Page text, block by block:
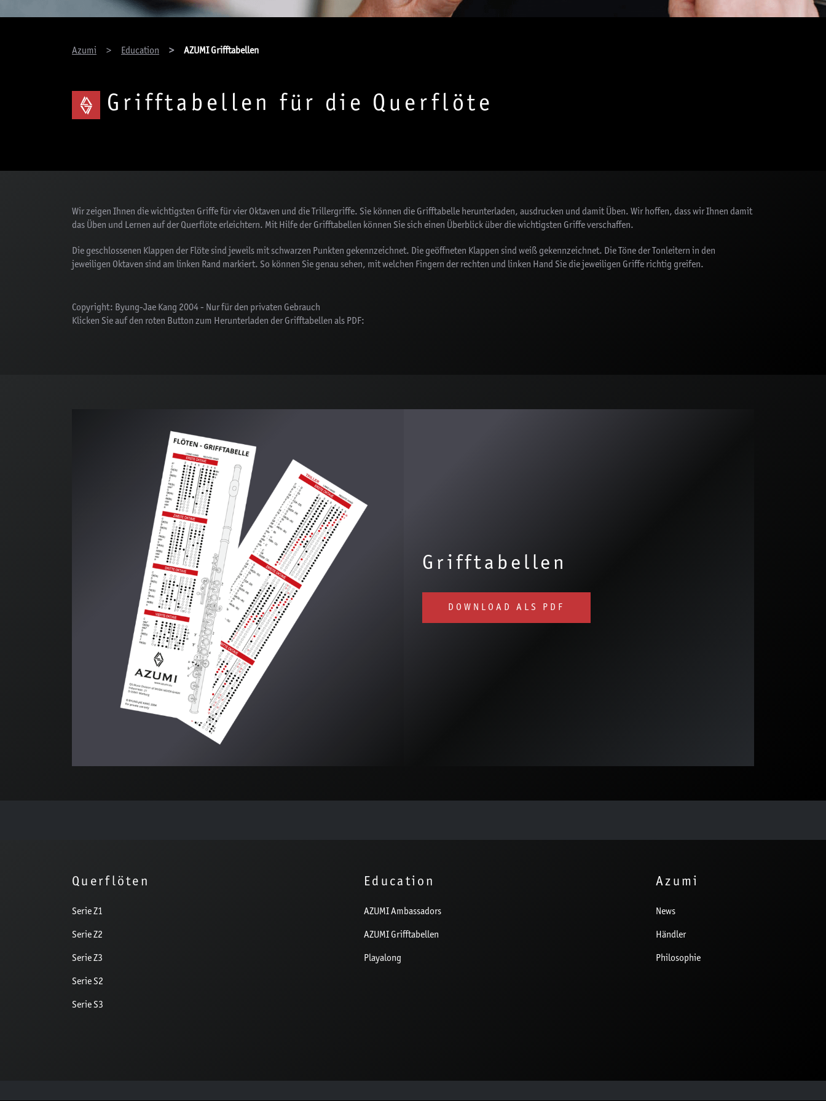
Azumi
Education AZUMI Grifftabellen
Grifftabellen für die Querflöte
Wir zeigen Ihnen die wichtigsten Griffe für vier Oktaven und die Trillergriffe. Sie können die Grifftabelle herunterladen, ausdrucken und damit Üben. Wir hoffen, dass wir Ihnen damit
das Üben und Lernen auf der Querflöte erleichtern. Mit Hilfe der Grifftabellen können Sie sich einen Überblick über die wichtigsten Griffe verschaffen.
Die geschlossenen Klappen der Flöte sind jeweils mit schwarzen Punkten gekennzeichnet. Die geöffneten Klappen sind weiß gekennzeichnet. Die Töne der Tonleitern in den
jeweiligen Oktaven sind am linken Rand markiert. So können Sie genau sehen, mit welchen Fingern der rechten und linken Hand Sie die jeweiligen Griffe richtig greifen.
Copyright: Byung-Jae Kang 2004 - Nur für den privaten Gebrauch
Klicken Sie auf den roten Button zum Herunterladen der Grifftabellen als PDF:
Grifftabellen
DOWNLOAD ALS PDF
Querflöten
Serie Z1
Serie Z2
Serie Z3
Serie S2
Serie S3
Education
AZUMI Ambassadors
AZUMI Grifftabellen
Playalong
Azumi
News
Händler
Philosophie